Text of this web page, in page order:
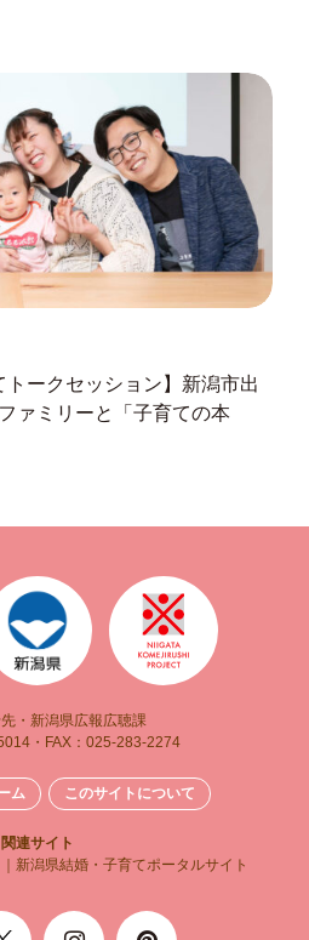
ークセッション】 新潟市出
ァミリーと
「子育ての本
・新潟県広報広聴課
・FAX：025-283-2274
ム このサイトについて
関連サイト
新潟県結婚・子育てポータルサイト